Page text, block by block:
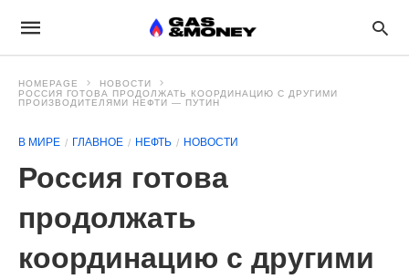
HOMEPAGE
НОВОСТИ
РОССИЯ ГОТОВА ПРОДОЛЖАТЬ КООРДИНАЦИЮ С ДРУГИМИ
ПРОИЗВОДИТЕЛЯМИ НЕФТИ — ПУТИН
В МИРЕ ГЛАВНОЕ НЕФТЬ НОВОСТИ
Россия готова
продолжать
координацию с другими